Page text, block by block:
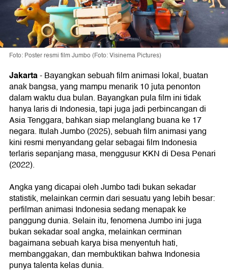
Foto: Poster resmi film Jumbo (Foto: Visinema Pictures)
Jakarta-Bayangkan sebuah film animasi lokal, buatan
anak bangsa, yang mampu menarik 10 juta penonton
dalam waktu dua bulan. Bayangkan pula film ini tidak
hanya laris di Indonesia, tapi juga jadi perbincangan di
Asia Tenggara, bahkan siap melanglang buana ke 17
negara. Itulah Jumbo (2025), sebuah film animasi yang
kini resmi menyandang gelar sebagai film Indonesia
terlaris sepanjang masa, menggusur KKN di Desa Penari
(2022).
Angka yang dicapai oleh Jumbo tadi bukan sekadar
statistik, melainkan cermin dari sesuatu yang lebih besar:
perfilman animasi Indonesia sedang menapak ke
panggung dunia. Selain itu, fenomena Jumbo ini juga
bukan sekadar soal angka, melainkan cerminan
bagaimana sebuah karya bisa menyentuh hati,
membanggakan, dan membuktikan bahwa Indonesia
punya talenta kelas dunia.